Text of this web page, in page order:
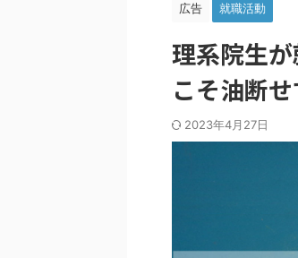
広告 就職活動
理系院生
こそ油断
2023年4月27日